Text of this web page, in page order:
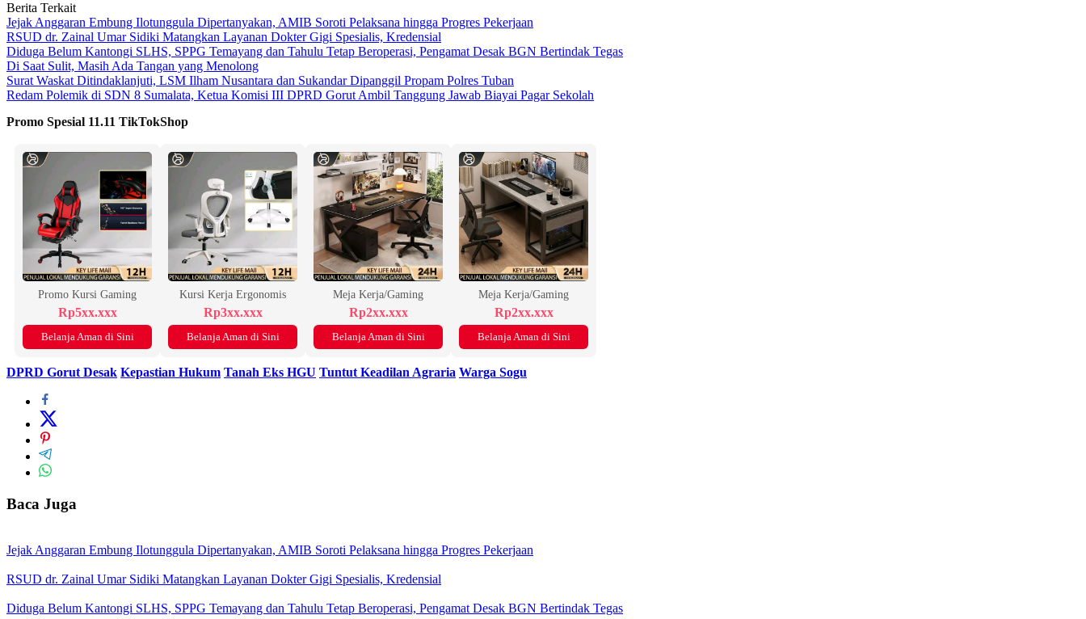
Berita Terkait
Jejak Anggaran Embung Ilotunggula Dipertanyakan, AMIB Soroti Pelaksana hingga Progres Pekerjaan
RSUD dr. Zainal Umar Sidiki Matangkan Layanan Dokter Gigi Spesialis, Kredensial
Diduga Belum Kantongi SLHS, SPPG Temayang dan Tahulu Tetap Beroperasi, Pengamat Desak BGN Bertindak Tegas
Di Saat Sulit, Masih Ada Tangan yang Menolong
Surat Waskat Ditindaklanjuti, LSM Ilham Nusantara dan Sukandar Dipanggil Propam Polres Tuban
Redam Polemik di SDN 8 Sumalata, Ketua Komisi III DPRD Gorut Ambil Tanggung Jawab Biayai Pagar Sekolah
Promo Spesial 11.11 TikTokShop
Promo Kursi Gaming
Rp5xx.xxx
Belanja Aman di Sini
Kursi Kerja Ergonomis
Rp3xx.xxx
Belanja Aman di Sini
Meja Kerja/Gaming
Rp2xx.xxx
Belanja Aman di Sini
Meja Kerja/Gaming
Rp2xx.xxx
Belanja Aman di Sini
DPRD Gorut Desak Kepastian Hukum Tanah Eks HGU Tuntut Keadilan Agraria Warga Sogu
Baca Juga
Jejak Anggaran Embung Ilotunggula Dipertanyakan, AMIB Soroti Pelaksana hingga Progres Pekerjaan
RSUD dr. Zainal Umar Sidiki Matangkan Layanan Dokter Gigi Spesialis, Kredensial
Diduga Belum Kantongi SLHS, SPPG Temayang dan Tahulu Tetap Beroperasi, Pengamat Desak BGN Bertindak Tegas